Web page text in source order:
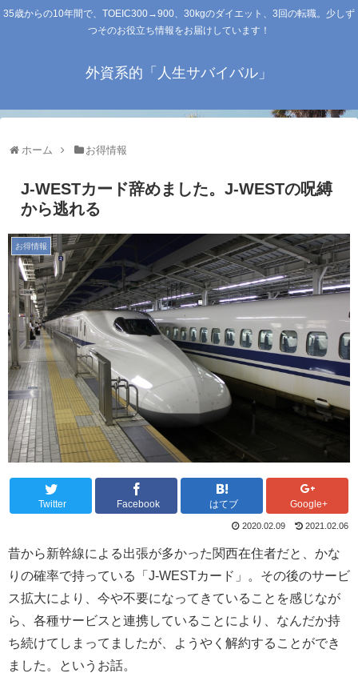
35歳からの10年間で、TOEIC300→900、30kgのダイエット、3回の転職。少しず
つそのお役立ち情報をお届けしています！
外資系的「人生サバイバル」
ホーム お得情報
J-WESTカード辞めました。J-WESTの呪縛
から逃れる
お得情報
Twitter Facebook はてブ Google+
2020.02.09 2021.02.06
昔から新幹線による出張が多かった関西在住者だと、かな
りの確率で持っている「J-WESTカード」。その後のサービ
ス拡大により、今や不要になってきていることを感じなが
ら、各種サービスと連携していることにより、なんだか持
ち続けてしまってましたが、ようやく解約することができ
ました。というお話。